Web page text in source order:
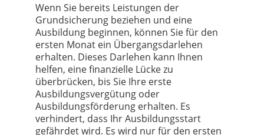
Wenn Sie bereits Leistungen der
Grundsicherung beziehen und eine
Ausbildung beginnen, können Sie für den
ersten Monat ein Übergangsdarlehen
erhalten. Dieses Darlehen kann Ihnen
helfen, eine finanzielle Lücke zu
überbrücken, bis Sie Ihre erste
Ausbildungsvergütung oder
Ausbildungsförderung erhalten. Es
verhindert, dass Ihr Ausbildungsstart
gefährdet wird. Es wird nur für den ersten